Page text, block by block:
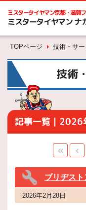
ミスタータイヤマン京都・滋賀
ミスタータイヤマン ナ
TOPページ 技術・サ
技術
記事一覧｜2026
ブリヂス
2026年2月28日